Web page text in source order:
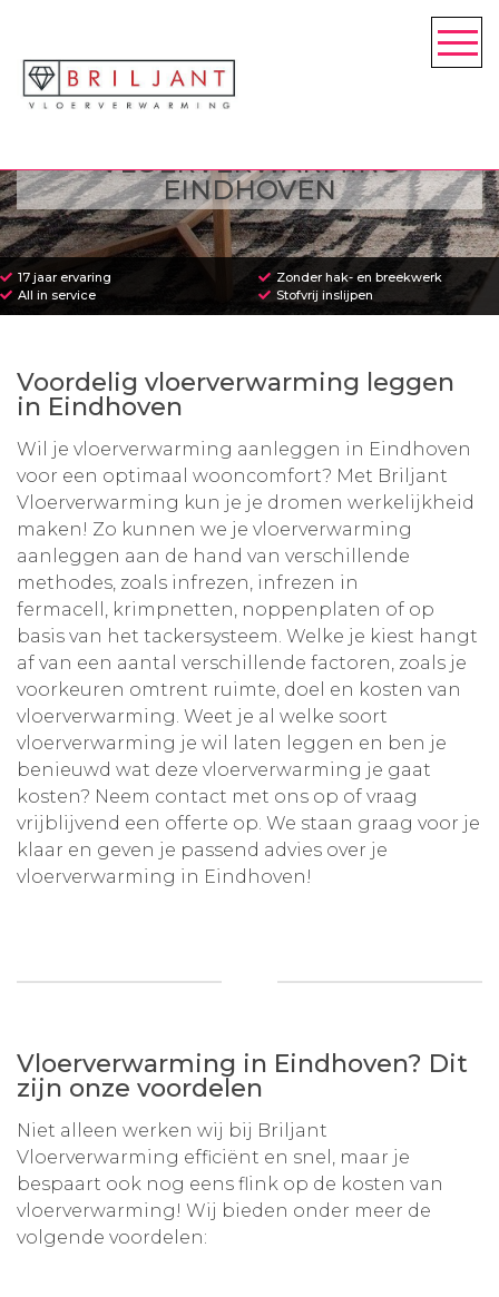
VLOERVERWARMING
EINDHOVEN
17 jaar ervaring
All in service
Zonder hak- en breekwerk
Stofvrij inslijpen
Voordelig vloerverwarming leggen
in Eindhoven
Wil je vloerverwarming aanleggen in Eindhoven
voor een optimaal wooncomfort? Met Briljant
Vloerverwarming kun je je dromen werkelijkheid
maken! Zo kunnen we je vloerverwarming
aanleggen aan de hand van verschillende
methodes, zoals infrezen, infrezen in
fermacell , krimpnetten, noppenplaten of op
basis van het tackersysteem. Welke je kiest hangt
af van een aantal verschillende factoren, zoals je
voorkeuren omtrent ruimte, doel en kosten van
vloerverwarming. Weet je al welke soort
vloerverwarming je wil laten leggen en ben je
benieuwd wat deze vloerverwarming je gaat
kosten? Neem contact met ons op of vraag
vrijblijvend een offerte op. We staan graag voor je
klaar en geven je passend advies over je
vloerverwarming in Eindhoven!
Vloerverwarming in Eindhoven? Dit
zijn onze voordelen
Niet alleen werken wij bij Briljant
Vloerverwarming efficiënt en snel, maar je
bespaart ook nog eens flink op de kosten van
vloerverwarming! Wij bieden onder meer de
volgende voordelen: